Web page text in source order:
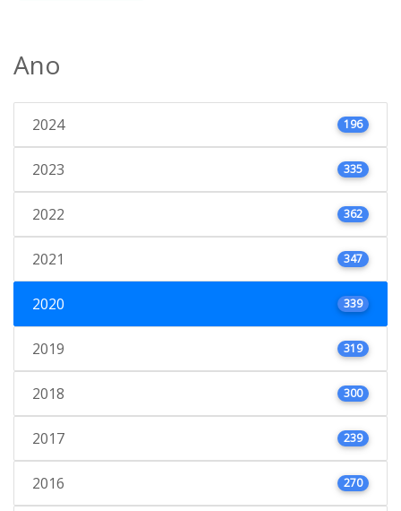
Ano
2024 196
2023 335
2022 362
2021 347
2020 339
2019 319
2018 300
2017 239
2016 270